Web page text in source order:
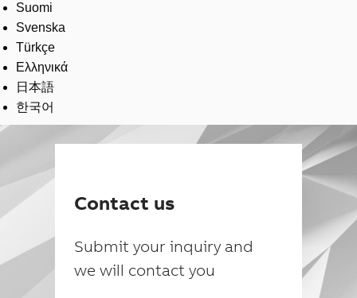
Suomi
Svenska
Türkçe
Ελληνικά
日本語
한국어
Contact us
Submit your inquiry and
we will contact you